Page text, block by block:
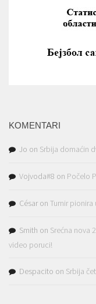
KOMENTARI
Jo on Srbija domaćin
Vojvoda#8 on Počelo
César on Turnir
Smith on Srećna nova
video poruci!
Despacito on Srbija